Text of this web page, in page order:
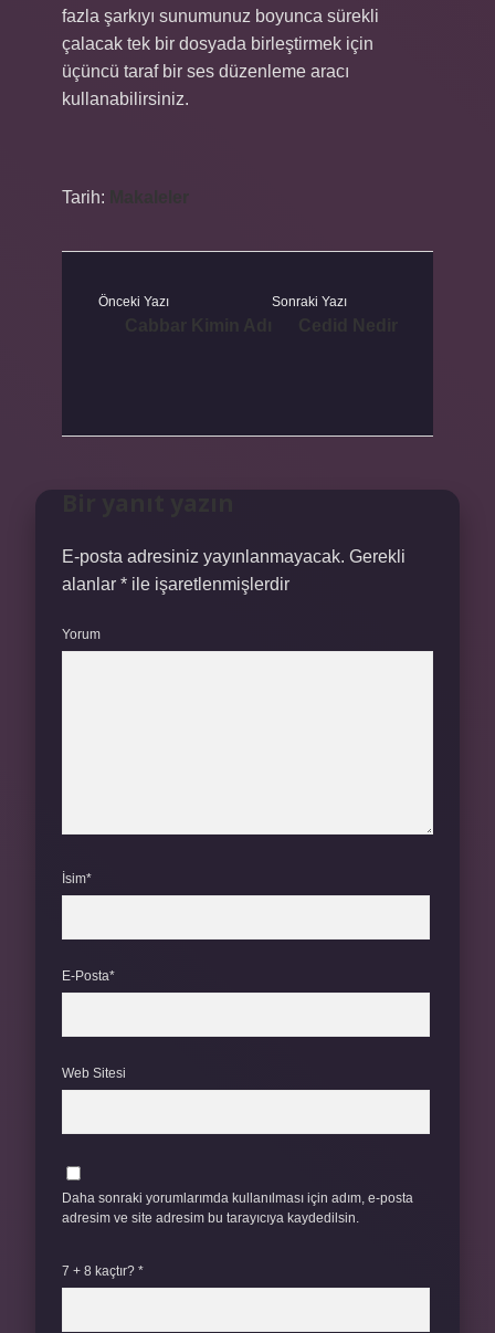
fazla şarkıyı sunumunuz boyunca sürekli
çalacak tek bir dosyada birleştirmek için
üçüncü taraf bir ses düzenleme aracı
kullanabilirsiniz.
Tarih:
Önceki Yazı Sonraki Yazı
E-posta adresiniz yayınlanmayacak. Gerekli
alanlar * ile işaretlenmişlerdir
Yorum
İsim*
E-Posta*
Web Sitesi
Daha sonraki yorumlarımda kullanılması için adım, e-posta
adresim ve site adresim bu tarayıcıya kaydedilsin.
7 + 8 kaçtır? *